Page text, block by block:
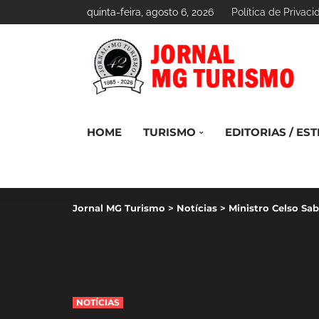
quinta-feira, agosto 6, 2026 Política de
HOME TURISMO EDITORIAS /
Jornal MG Turismo > Notícias > Ministro Celso
NOTÍCIAS